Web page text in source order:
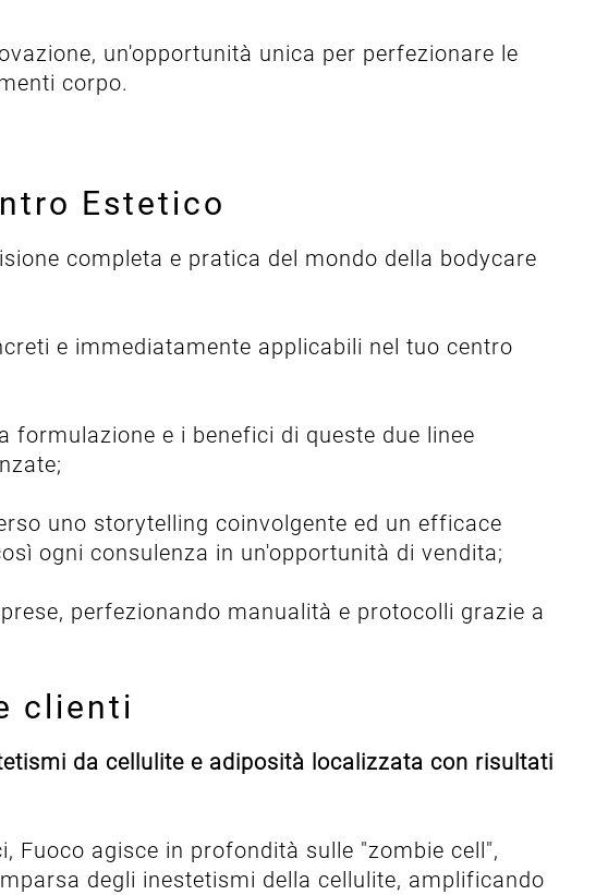
un'opportunità unica per perfezionare le
corpo.
Estetico
completa e pratica del mondo della bodycare
e immediatamente applicabili nel tuo centro
formulazione e i benefici di queste due linee
uno storytelling coinvolgente ed un efficace
ogni consulenza in un'opportunità di vendita;
perfezionando manualità e protocolli grazie a
clienti
da cellulite e adiposità localizzata con risultati
Fuoco agisce in profondità sulle "zombie cell",
degli inestetismi della cellulite, amplificando